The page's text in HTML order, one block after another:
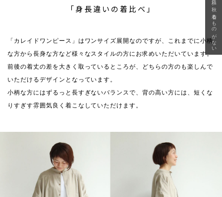
「身長違いの着比べ」
「カレイドワンピース」はワンサイズ展開なのですが、これまでに小柄
な方から長身な方など様々なスタイルの方にお求めいただいています。
前後の着丈の差を大きく取っているところが、どちらの方のも楽しんで
いただけるデザインとなっています。
小柄な方にはずるっと長すぎないバランスで、背の高い方には、短くな
りすぎす雰囲気良く着こなしていただけます。
急に秋、着るものがない